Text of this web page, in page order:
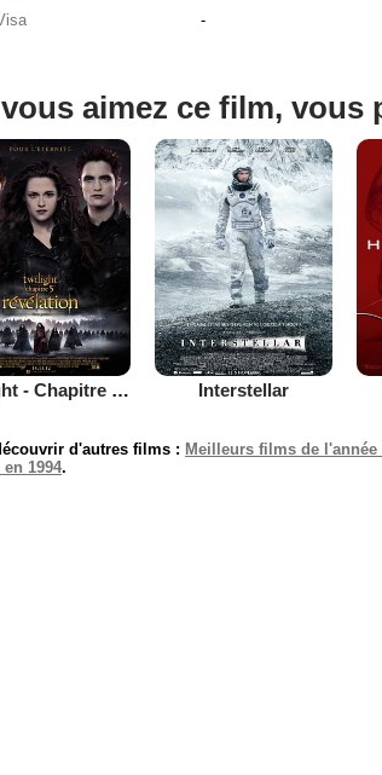
-
aimez ce film, vous
Twilight - Chapitre 5 : Révélation 2e partie Interstellar
d'autres films : Meilleurs films de l'année
en 1994.